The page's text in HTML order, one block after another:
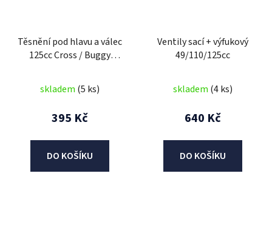
Těsnění pod hlavu a válec
125cc Cross / Buggy
skladem (5 ks)
395 Kč
DO KOŠÍKU
Ventily sací + výfukový
49/110/125cc
skladem (4 ks)
640 Kč
DO KOŠÍKU